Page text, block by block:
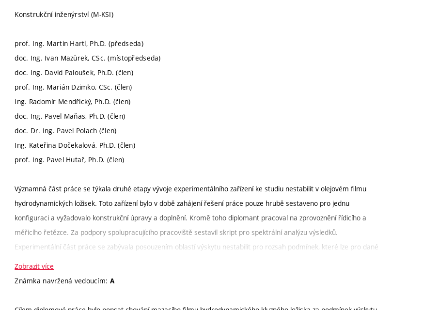
Konstrukční inženýrství (M-KSI)
prof. Ing. Martin Hartl, Ph.D. (předseda)
doc. Ing. Ivan Mazůrek, CSc. (místopředseda)
doc. Ing. David Paloušek, Ph.D. (člen)
prof. Ing. Marián Dzimko, CSc. (člen)
Ing. Radomír Mendřický, Ph.D. (člen)
doc. Ing. Pavel Maňas, Ph.D. (člen)
doc. Dr. Ing. Pavel Polach (člen)
Ing. Kateřina Dočekalová, Ph.D. (člen)
prof. Ing. Pavel Hutař, Ph.D. (člen)
Významná část práce se týkala druhé etapy vývoje experimentálního zařízení ke studiu nestabilit v olejovém filmu
hydrodynamických ložisek. Toto zařízení bylo v době zahájení řešení práce pouze hrubě sestaveno pro jednu
konfiguraci a vyžadovalo konstrukční úpravy a doplnění. Kromě toho diplomant pracoval na zprovoznění řídicího a
měřicího řetězce. Za podpory spolupracujícího pracoviště sestavil skript pro spektrální analýzu výsledků.
Experimentální část práce se zabývala posouzením oblastí výskytu nestabilit pro rozsah podmínek, které lze pro dané
zařízení v několika konfiguracích regulovat. Výsledky slouží jako výchozí stav pro další komplexnější experimenty.
Paralelní větví diplomové práce byla implementace optické metody pro vnější pozorování mazacího filmu. Ta
proveditelnosti a návrhu dalšího postupu vývoje optických metod. Diplomant pracoval velmi zodpovědně a
Zobrazit více
Známka navržená vedoucím: A